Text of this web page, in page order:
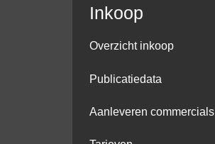
Inkoop
Overzicht inkoop
Publicatiedata
Aanleveren commercials